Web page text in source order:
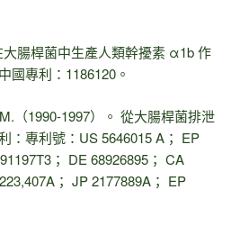
腸桿菌中生產人類幹擾素 α1b 作
國專利：1186120。
（1990-1997）。 從大腸桿菌排泄
：專利號：US 5646015 A； EP
； DE 68926895； CA
； JP 2177889A； EP